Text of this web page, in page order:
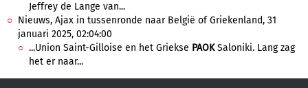
Jeffrey de Lange van...
Nieuws, Ajax in tussenronde naar België of Griekenland, 31
januari 2025, 02:04:00
...Union Saint-Gilloise en het Griekse PAOKSaloniki. Lang zag
het er naar...